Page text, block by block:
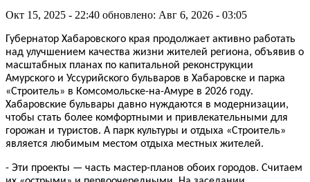
Окт 15, 2025 - 22:40 обновлено: Авг 6, 2026 - 03:05
Губернатор Хабаровского края продолжает активно работать
над улучшением качества жизни жителей региона, объявив о
масштабных планах по капитальной реконструкции
Амурского и Уссурийского бульваров в Хабаровске и парка
«Строитель» в Комсомольске-на-Амуре в 2026 году.
Хабаровские бульвары давно нуждаются в модернизации,
чтобы стать более комфортными и привлекательными для
горожан и туристов. А парк культуры и отдыха «Строитель»
является любимым местом отдыха местных жителей.
- Эти проекты — часть мастер-планов обоих городов. Считаем